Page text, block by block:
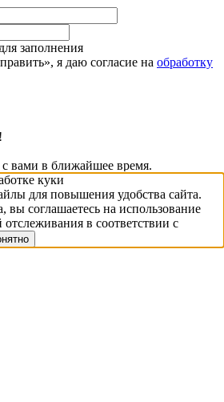
заполнения
я даю согласие на обработку
вами в ближайшее время.
куки
для повышения удобства сайта.
вы соглашаетесь на использование
в соответствии с